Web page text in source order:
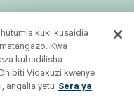
kuki kusaidia
Kwa
kubadilisha
Vidakuzi kwenye
angalia yetu Sera ya